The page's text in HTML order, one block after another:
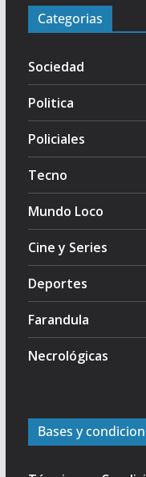
Categorias
Sociedad
Politica
Policiales
Tecno
Mundo Loco
Cine y Series
Deportes
Farandula
Necrológicas
Bases y